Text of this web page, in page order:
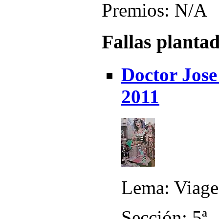
Premios: N/A
Fallas
Doctor
2011
Lema: